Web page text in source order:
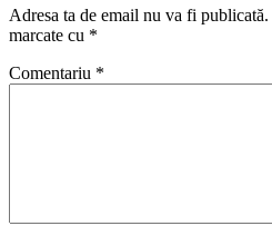
Adresa ta de email nu va fi publicată.
marcate cu *
Comentariu *